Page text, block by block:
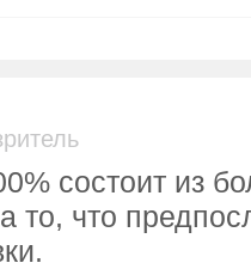
состоит из
то, что